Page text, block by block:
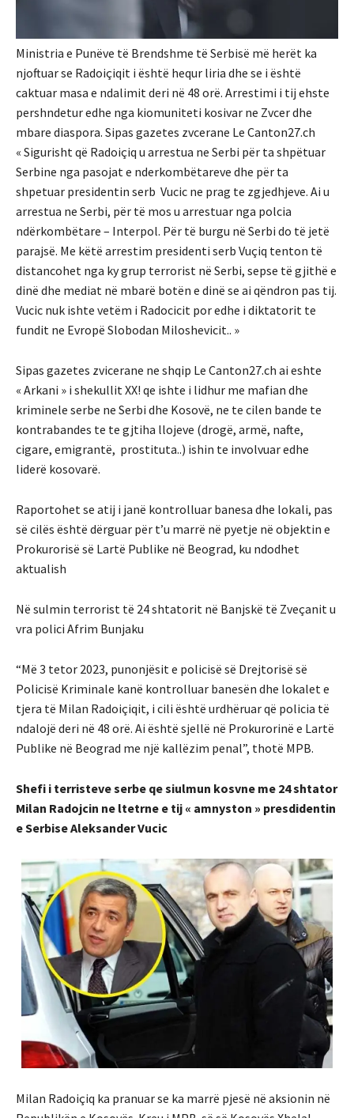
Ministria e Punëve të Brendshme të Serbisë më herët ka
njoftuar se Radoiçiqit i është hequr liria dhe se i është
caktuar masa e ndalimit deri në 48 orë. Arrestimi i tij ehste
pershndetur edhe nga kiomuniteti kosivar ne Zvcer dhe
mbare diaspora. Sipas gazetes zvcerane Le Canton27.ch
« Sigurisht që Radoiçiq u arrestua ne Serbi për ta shpëtuar
Serbine nga pasojat e nderkombëtareve dhe për ta
shpetuar presidentin serb Vucic ne prag te zgjedhjeve. Ai u
arrestua ne Serbi, për të mos u arrestuar nga polcia
ndërkombëtare – Interpol. Për të burgu në Serbi do të jetë
parajsë. Me këtë arrestim presidenti serb Vuçiq tenton të
distancohet nga ky grup terrorist në Serbi, sepse të gjithë e
dinë dhe mediat në mbarë botën e dinë se ai qëndron pas tij.
Vucic nuk ishte vetëm i Radocicit por edhe i diktatorit te
fundit ne Evropë Slobodan Miloshevicit.. »
Sipas gazetes zvicerane ne shqip Le Canton27.ch ai eshte
« Arkani » i shekullit XX! qe ishte i lidhur me mafian dhe
kriminele serbe ne Serbi dhe Kosovë, ne te cilen bande te
kontrabandes te te gjtiha llojeve (drogë, armë, nafte,
cigare, emigrantë, prostituta..) ishin te involvuar edhe
liderë kosovarë.
Raportohet se atij i janë kontrolluar banesa dhe lokali, pas
së cilës është dërguar për t’u marrë në pyetje në objektin e
Prokurorisë së Lartë Publike në Beograd, ku ndodhet
aktualish
Në sulmin terrorist të 24 shtatorit në Banjskë të Zveçanit u
vra polici Afrim Bunjaku
“Më 3 tetor 2023, punonjësit e policisë së Drejtorisë së
Policisë Kriminale kanë kontrolluar banesën dhe lokalet e
tjera të Milan Radoiçiqit, i cili është urdhëruar që policia të
ndalojë deri në 48 orë. Ai është sjellë në Prokurorinë e Lartë
Publike në Beograd me një kallëzim penal”, thotë MPB.
Shefi i terristeve serbe qe siulmun kosvne me 24 shtator
Milan Radojcin ne ltetrne e tij « amnyston » presdidentin
e Serbise Aleksander Vucic
Milan Radoiçiq ka pranuar se ka marrë pjesë në aksionin në